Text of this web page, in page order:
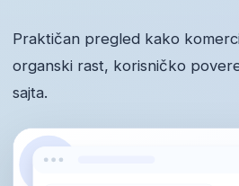
Praktičan pregled kako
organski rast, korisničko
sajta.